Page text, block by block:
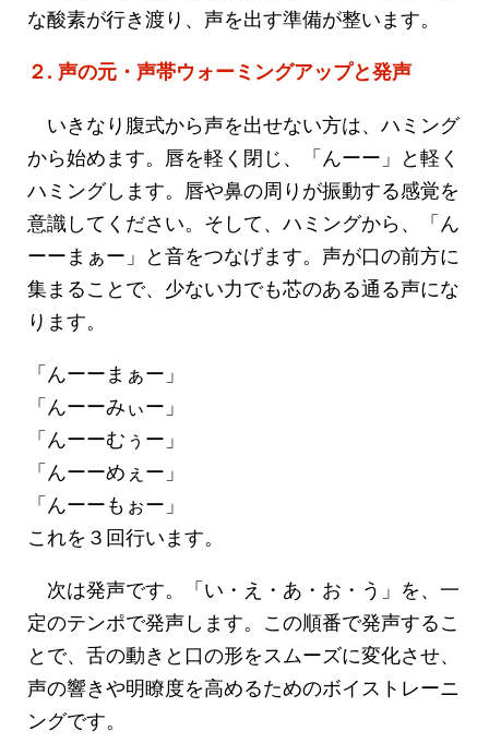
な酸素が行き渡り、声を出す準備が整います。
２. 声の元・声帯ウォーミングアップと発声
いきなり腹式から声を出せない方は、ハミング
から始めます。唇を軽く閉じ、「んーー」と軽く
ハミングします。唇や鼻の周りが振動する感覚を
意識してください。そして、ハミングから、「ん
ーーまぁー」と音をつなげます。声が口の前方に
集まることで、少ない力でも芯のある通る声にな
ります。
「んーーまぁー」
「んーーみぃー」
「んーーむぅー」
「んーーめぇー」
「んーーもぉー」
これを３回行います。
次は発声です。「い・え・あ・お・う」を、一
定のテンポで発声します。この順番で発声するこ
とで、舌の動きと口の形をスムーズに変化させ、
声の響きや明瞭度を高めるためのボイストレーニ
ングです。